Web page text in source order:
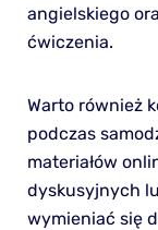
angielskiego
ćwiczenia.
Warto również
podczas
materiałów
dyskusyjnych
wymieniać się